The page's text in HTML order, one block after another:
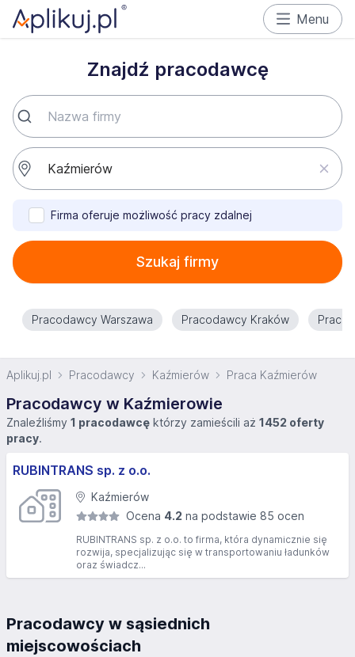
Menu
Znajdź pracodawcę
Firma oferuje możliwość pracy zdalnej
Szukaj firmy
Pracodawcy Warszawa Pracodawcy Kraków
Aplikuj.pl Pracodawcy Kaźmierów Praca Kaźmierów
Pracodawcy w Kaźmierowie
Znaleźliśmy 1 pracodawcę którzy zamieścili aż 1452 oferty
pracy.
RUBINTRANS sp. z o.o.
Kaźmierów
Ocena 4.2 na podstawie 85 ocen
RUBINTRANS sp. z o.o. to firma, która dynamicznie się
rozwija, specjalizując się w transportowaniu ładunków
oraz świadcz...
Pracodawcy w sąsiednich
miejscowościach